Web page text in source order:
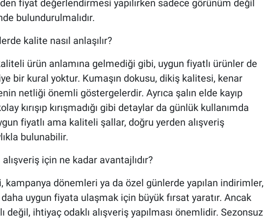
fiyat değerlendirmesi yapılırken sadece görünüm değil
bulundurulmalıdır.
kalite nasıl anlaşılır?
ürün anlamına gelmediği gibi, uygun fiyatlı ürünler de
bir kural yoktur. Kumaşın dokusu, dikiş kalitesi, kenar
netliği önemli göstergelerdir. Ayrıca şalın elde kayıp
kırışıp kırışmadığı gibi detaylar da günlük kullanımda
fiyatlı ama kaliteli şallar, doğru yerden alışveriş
bulunabilir.
için ne kadar avantajlıdır?
kampanya dönemleri ya da özel günlerde yapılan indirimler,
uygun fiyata ulaşmak için büyük fırsat yaratır. Ancak
değil, ihtiyaç odaklı alışveriş yapılması önemlidir. Sezonsuz